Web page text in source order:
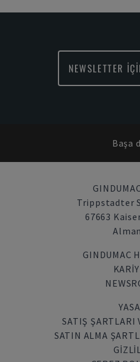
NEWSLETTER
Başa
Trippstadter
67663
GINDUMAC
SATIŞ ŞARTLARI
SATIN ALMA